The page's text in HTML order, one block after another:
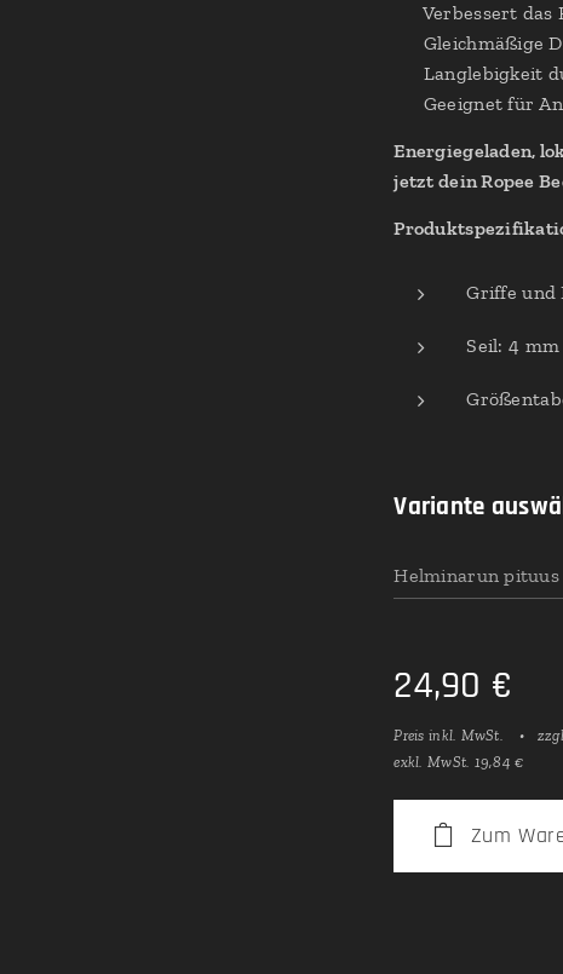
✔ Verbessert das
✔ Gleichmäßige
✔ Langlebigkeit
✔ Geeignet für
Energiegeladen,
jetzt dein Ropee
Griffe und
Seil: 4
Variante
Helminarun pituus
24,90 €
Preis inkl. MwSt.
exkl. MwSt. 19,84 €
Zum